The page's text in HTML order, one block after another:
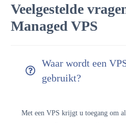
Veelgestelde
Managed VPS
Waar wordt een
gebruikt?
Met een VPS krijgt u toegang om